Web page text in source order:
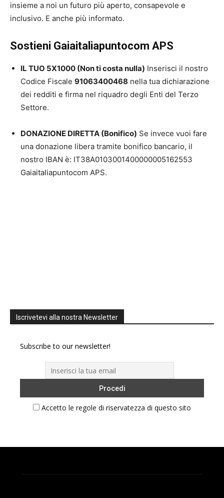
insieme a noi un futuro più aperto, consapevole e
inclusivo. E anche più informato.
Sostieni Gaiaitaliapuntocom APS
IL TUO 5X1000 (Non ti costa nulla) Inserisci il nostro
Codice Fiscale 91063400468 nella tua dichiarazione
dei redditi e firma nel riquadro degli Enti del Terzo
Settore.
DONAZIONE DIRETTA (Bonifico) Se invece vuoi fare
una donazione libera tramite bonifico bancario, il
nostro IBAN è: IT38A0103001400000005162553
Gaiaitaliapuntocom APS.
Iscrivetevi alla nostra Newsletter
Subscribe to our newsletter!
Accetto le regole di riservatezza di questo sito